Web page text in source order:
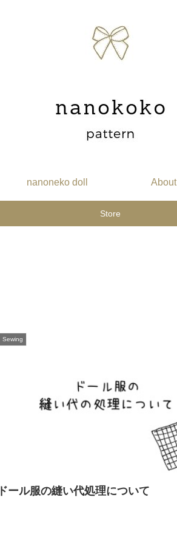
nanoneko doll About
Store
Sewing
ドール服の縫い代処理について